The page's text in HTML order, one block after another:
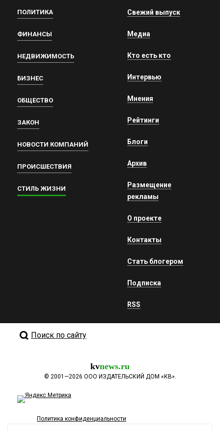
ПОЛИТИКА
ФИНАНСЫ
НЕДВИЖИМОСТЬ
БИЗНЕС
ОБЩЕСТВО
ЗАКОН
НОВОСТИ КОМПАНИЙ
ПРОИСШЕСТВИЯ
СТИЛЬ ЖИЗНИ
Свежий выпуск
Медиа
Кто есть кто
Интервью
Мнения
Рейтинги
Блоги
Архив
Размещение
рекламы
О проекте
Контакты
Стать блогером
Подписка
RSS
Поиск по сайту
kvnews.ru
© 2001—2026 ООО ИЗДАТЕЛЬСКИЙ ДОМ «КВ».
Политика конфиденциальности